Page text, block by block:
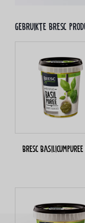
Gebruikte bresc
Bresc